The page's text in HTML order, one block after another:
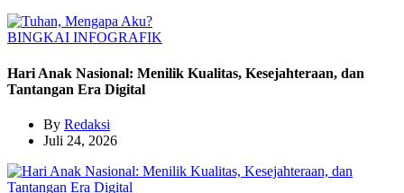
BINGKAI INFOGRAFIK
Hari Anak Nasional: Menilik Kualitas, Kesejahteraan, dan
Tantangan Era Digital
By Redaksi
Juli 24, 2026